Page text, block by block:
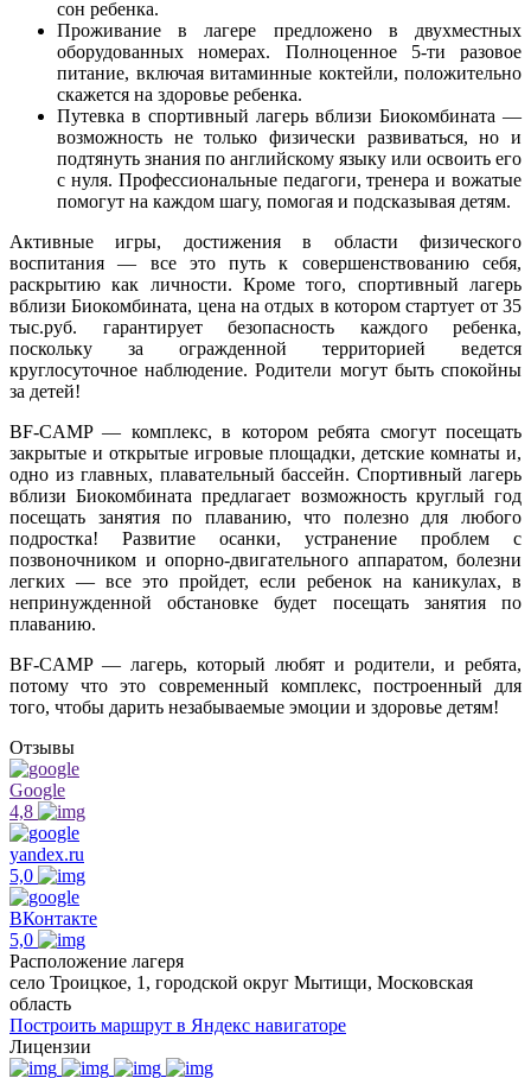
сон ребенка.
Проживание в лагере предложено в двухместных
оборудованных номерах. Полноценное 5-ти разовое
питание, включая витаминные коктейли, положительно
скажется на здоровье ребенка.
Путевка в спортивный лагерь вблизи Биокомбината —
возможность не только физически развиваться, но и
подтянуть знания по английскому языку или освоить его
с нуля. Профессиональные педагоги, тренера и вожатые
помогут на каждом шагу, помогая и подсказывая детям.
Активные игры, достижения в области физического
воспитания — все это путь к совершенствованию себя,
раскрытию как личности. Кроме того, спортивный лагерь
вблизи Биокомбината, цена на отдых в котором стартует от 35
тыс.руб. гарантирует безопасность каждого ребенка,
поскольку за огражденной территорией ведется
круглосуточное наблюдение. Родители могут быть спокойны
за детей!
BF-CAMP — комплекс, в котором ребята смогут посещать
закрытые и открытые игровые площадки, детские комнаты и,
одно из главных, плавательный бассейн. Спортивный лагерь
вблизи Биокомбината предлагает возможность круглый год
посещать занятия по плаванию, что полезно для любого
подростка! Развитие осанки, устранение проблем с
позвоночником и опорно-двигательного аппаратом, болезни
легких — все это пройдет, если ребенок на каникулах, в
непринужденной обстановке будет посещать занятия по
плаванию.
BF-CAMP — лагерь, который любят и родители, и ребята,
потому что это современный комплекс, построенный для
того, чтобы дарить незабываемые эмоции и здоровье детям!
Отзывы
Google
4,8
yandex.ru
5,0
ВКонтакте
5,0
Расположение лагеря
село Троицкое, 1, городской округ Мытищи, Московская
область
Построить маршрут в Яндекс навигаторе
Лицензии